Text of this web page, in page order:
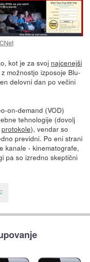
CNet
kot je za svoj najcenejši
možnostjo izposoje Blu-
delovni dan po večini
on-demand (VOD)
tehnologije (dovolj
protokole), vendar so
previdni. Po eni strani
kanale - kinematografe,
pa so izredno skeptični